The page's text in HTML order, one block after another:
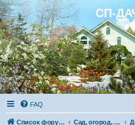
Регистрация СП-
FAQ
Список форумов Сад, огород, участок. Дачный форум.